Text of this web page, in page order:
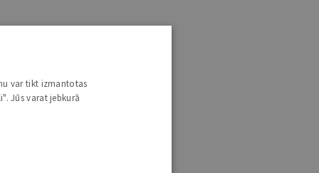
var tikt izmantotas
Jūs varat jebkurā